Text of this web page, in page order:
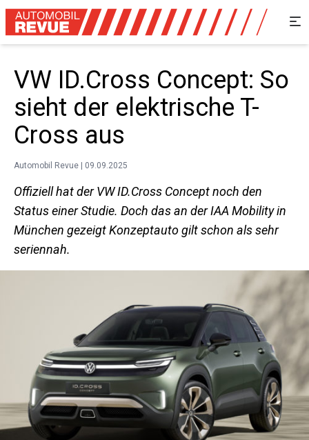
VW ID.Cross Concept: So
sieht der elektrische T-
Cross aus
Automobil Revue | 09.09.2025
Offiziell hat der VW ID.Cross Concept noch den
Status einer Studie. Doch das an der IAA Mobility in
München gezeigt Konzeptauto gilt schon als sehr
seriennah.